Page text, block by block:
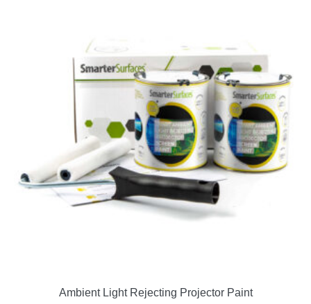
את
האפשרויות
בעמוד
המוצר
Ambient Light Rejecting Projector Paint